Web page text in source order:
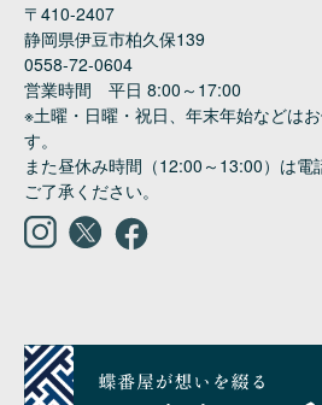
〒410-2407
静岡県伊豆市柏久保139
0558-72-0604
営業時間　平日 8:00～17:00
※土曜・日曜・祝日、年末年始などは
す。
また昼休み時間（12:00～13:00）は